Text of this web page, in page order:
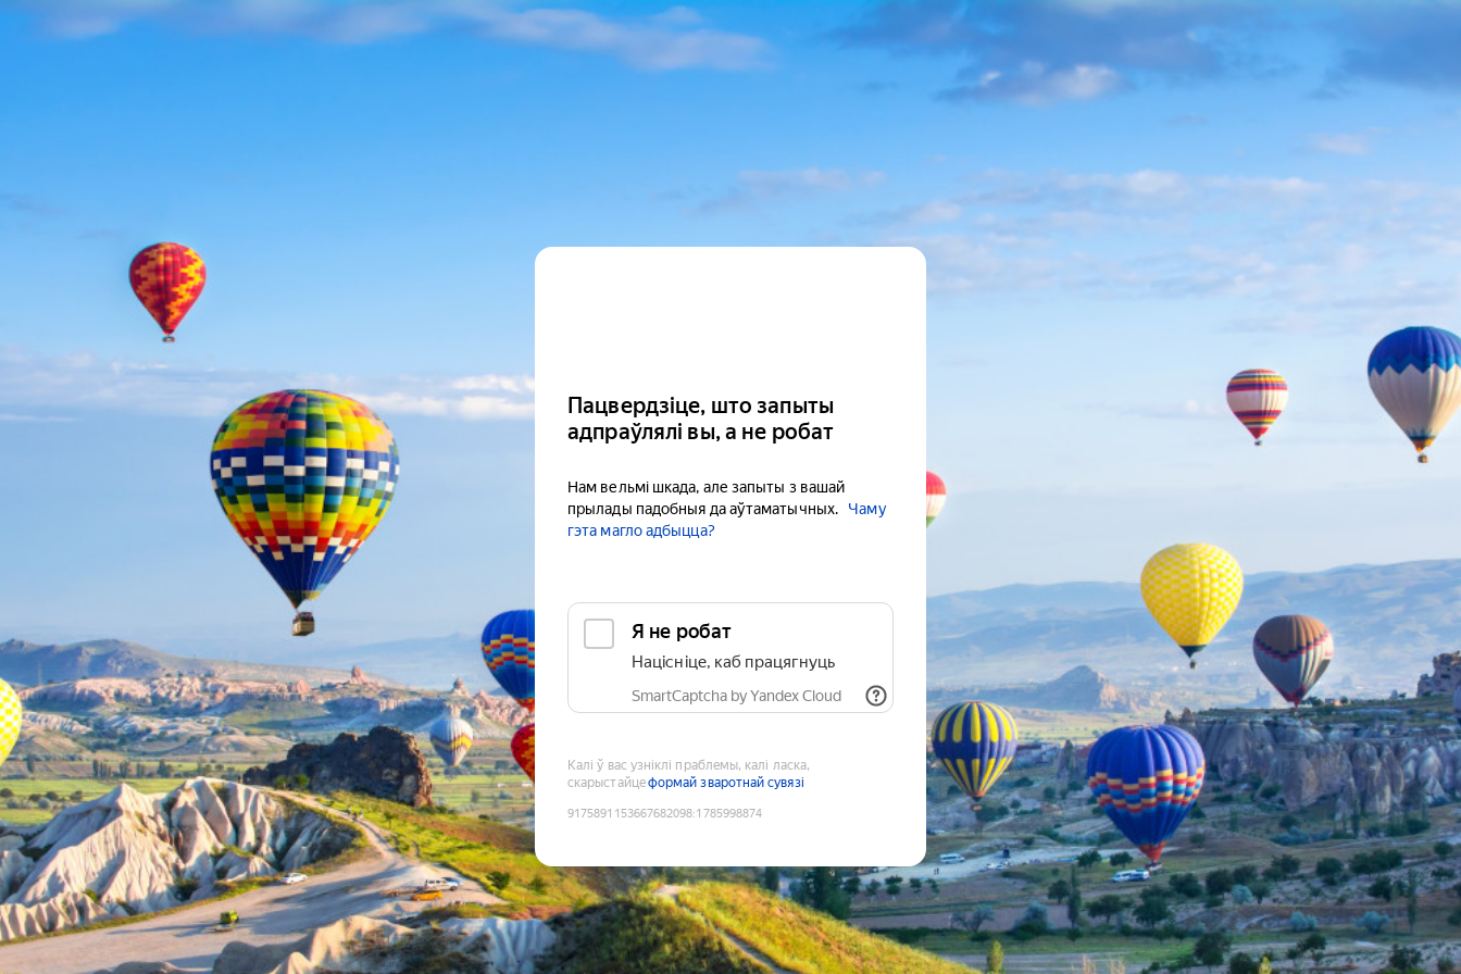
Пацвердзіце, што запыты
адпраўлялі вы, а не робат
Нам вельмі шкада, але запыты з вашай
прылады падобныя да аўтаматычных.
Чаму
гэта магло адбыцца?
Я не робат
Націсніце, каб працягнуць
SmartCaptcha by Yandex Cloud
Калі ў вас узніклі праблемы, калі ласка,
скарыстайцеформай зваротнай сувязі
9175891153667682098:1785998874